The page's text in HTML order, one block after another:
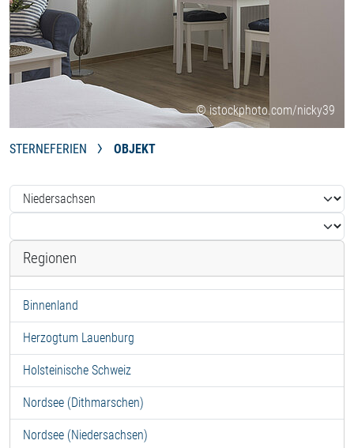
© istockphoto.com/nicky39
STERNEFERIEN OBJEKT
Regionen
Binnenland
Herzogtum Lauenburg
Holsteinische Schweiz
Nordsee (Dithmarschen)
Nordsee (Niedersachsen)